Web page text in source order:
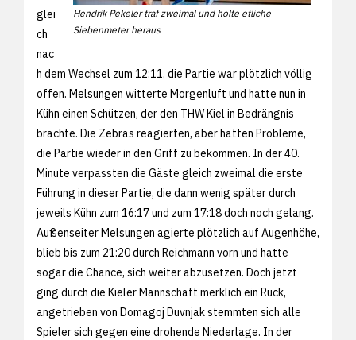
Hendrik Pekeler traf zweimal und holte etliche
Siebenmeter heraus
glei
ch
nac
h dem Wechsel zum 12:11, die Partie war plötzlich völlig
offen. Melsungen witterte Morgenluft und hatte nun in
Kühn einen Schützen, der den THW Kiel in Bedrängnis
brachte. Die Zebras reagierten, aber hatten Probleme,
die Partie wieder in den Griff zu bekommen. In der 40.
Minute verpassten die Gäste gleich zweimal die erste
Führung in dieser Partie, die dann wenig später durch
jeweils Kühn zum 16:17 und zum 17:18 doch noch gelang.
Außenseiter Melsungen agierte plötzlich auf Augenhöhe,
blieb bis zum 21:20 durch Reichmann vorn und hatte
sogar die Chance, sich weiter abzusetzen. Doch jetzt
ging durch die Kieler Mannschaft merklich ein Ruck,
angetrieben von Domagoj Duvnjak stemmten sich alle
Spieler sich gegen eine drohende Niederlage. In der